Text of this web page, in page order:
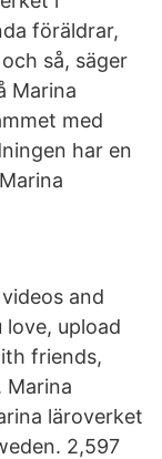
föräldrar,
så, säger
Marina
med
har en
and
love, upload
friends,
Marina
läroverket
2,597